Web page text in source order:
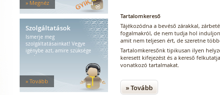
» Megnéz
Szolgáltatások
Ismerje meg
szolgáltatásainkat! Vegye
igénybe azt, amire szüksége
van!
» Tovább
Tartalomkereső
Tájékozódna a bevéső zárakkal,
fogalmakról, de nem tudja hol
amit nem teljesen ért, de szeretne
Tartalomkeresőnk tipikusan ilyen
keresett kifejezést és a kereső
vonatkozó tartalmakat.
» Tovább